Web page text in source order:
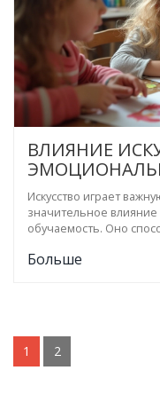
ВЛИЯНИЕ
ВОСПИТАНИЕ
Искусство играет
значительное
обучаемость. Оно
в социализации. Через
Больше
1 2